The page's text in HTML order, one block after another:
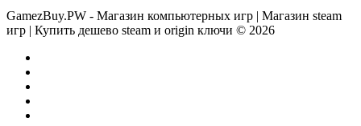
GamezBuy.PW - Магазин компьютерных игр | Магазин steam
игр | Купить дешево steam и origin ключи © 2026